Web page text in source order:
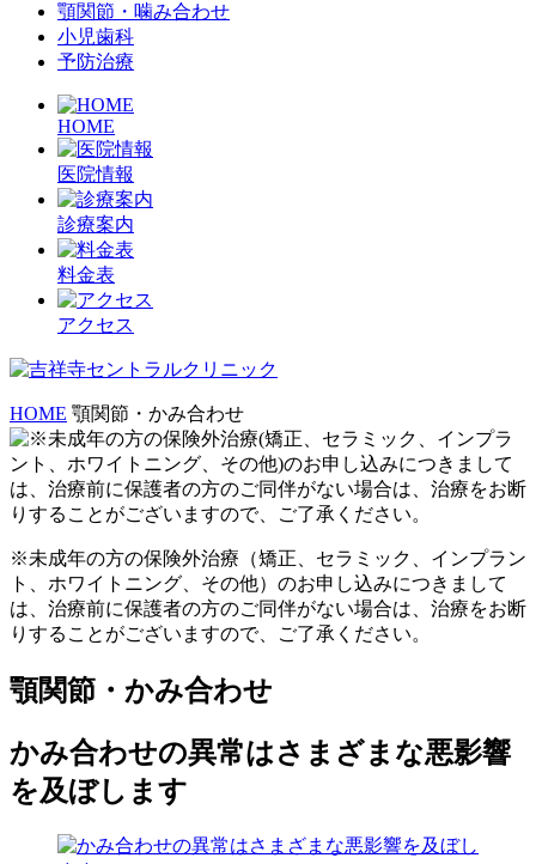
顎関節・噛み合わせ
小児歯科
予防治療
HOME
医院情報
診療案内
料金表
アクセス
HOME 顎関節・かみ合わせ
※未成年の方の保険外治療（矯正、セラミック、インプラン
ト、ホワイトニング、その他）のお申し込みにつきまして
は、治療前に保護者の方のご同伴がない場合は、治療をお断
りすることがございますので、ご了承ください。
顎関節・かみ合わせ
かみ合わせの異常はさまざまな悪影響
を及ぼします